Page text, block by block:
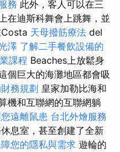
務 此外，客人可以在三
在迪斯科舞會上跳舞，並
天母撥筋療法 del
澤 了解二手餐飲設備的
課程 Beaches上放鬆身
個巨大的海灘地區都會吸
務規劃 皇家加勒比海和
機和互聯網的互聯網躺
遠離鼠患 台北外燴服務
息室，甚至創建了全新
您的隱私與需求 遊輪的